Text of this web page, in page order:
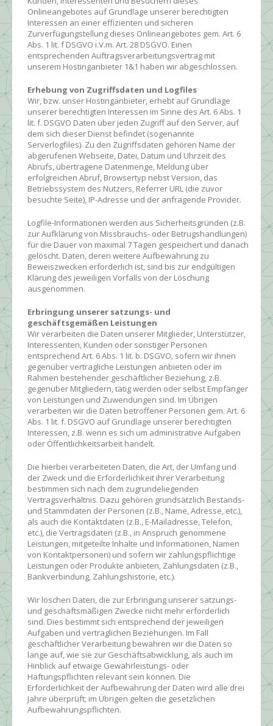
Onlineangebotes auf Grundlage unserer berechtigten
Interessen an einer effizienten und sicheren
Zurverfügungstellung dieses Onlineangebotes gem. Art. 6
Abs. 1 lit. f DSGVO i.V.m. Art. 28 DSGVO. Einen
entsprechenden Auftragsverarbeitungsvertrag mit
unserem Hostinganbieter 1&1 haben wir abgeschlossen.
Erhebung von Zugriffsdaten und Logfiles
Wir, bzw. unser Hostinganbieter, erhebt auf Grundlage
unserer berechtigten Interessen im Sinne des Art. 6 Abs. 1
lit. f. DSGVO Daten über jeden Zugriff auf den Server, auf
dem sich dieser Dienst befindet (sogenannte
Serverlogfiles). Zu den Zugriffsdaten gehören Name der
abgerufenen Webseite, Datei, Datum und Uhrzeit des
Abrufs, übertragene Datenmenge, Meldung über
erfolgreichen Abruf, Browsertyp nebst Version, das
Betriebssystem des Nutzers, Referrer URL (die zuvor
besuchte Seite), IP-Adresse und der anfragende Provider.
Logfile-Informationen werden aus Sicherheitsgründen (z.B.
zur Aufklärung von Missbrauchs- oder Betrugshandlungen)
für die Dauer von maximal 7 Tagen gespeichert und danach
gelöscht. Daten, deren weitere Aufbewahrung zu
Beweiszwecken erforderlich ist, sind bis zur endgültigen
Klärung des jeweiligen Vorfalls von der Löschung
ausgenommen.
Erbringung unserer satzungs- und
geschäftsgemäßen Leistungen
Wir verarbeiten die Daten unserer Mitglieder, Unterstützer,
Interessenten, Kunden oder sonstiger Personen
entsprechend Art. 6 Abs. 1 lit. b. DSGVO, sofern wir ihnen
gegenüber vertragliche Leistungen anbieten oder im
Rahmen bestehender geschäftlicher Beziehung, z.B.
gegenüber Mitgliedern, tätig werden oder selbst Empfänger
von Leistungen und Zuwendungen sind. Im Übrigen
verarbeiten wir die Daten betroffener Personen gem. Art. 6
Abs. 1 lit. f. DSGVO auf Grundlage unserer berechtigten
Interessen, z.B. wenn es sich um administrative Aufgaben
oder Öffentlichkeitsarbeit handelt.
Die hierbei verarbeiteten Daten, die Art, der Umfang und
der Zweck und die Erforderlichkeit ihrer Verarbeitung
bestimmen sich nach dem zugrundeliegenden
Vertragsverhältnis. Dazu gehören grundsätzlich Bestands-
und Stammdaten der Personen (z.B., Name, Adresse, etc.),
als auch die Kontaktdaten (z.B., E-Mailadresse, Telefon,
etc.), die Vertragsdaten (z.B., in Anspruch genommene
Leistungen, mitgeteilte Inhalte und Informationen, Namen
von Kontaktpersonen) und sofern wir zahlungspflichtige
Leistungen oder Produkte anbieten, Zahlungsdaten (z.B.,
Bankverbindung, Zahlungshistorie, etc.).
Wir löschen Daten, die zur Erbringung unserer satzungs-
und geschäftsmäßigen Zwecke nicht mehr erforderlich
sind. Dies bestimmt sich entsprechend der jeweiligen
Aufgaben und vertraglichen Beziehungen. Im Fall
geschäftlicher Verarbeitung bewahren wir die Daten so
lange auf, wie sie zur Geschäftsabwicklung, als auch im
Hinblick auf etwaige Gewährleistungs- oder
Haftungspflichten relevant sein können. Die
Erforderlichkeit der Aufbewahrung der Daten wird alle drei
Jahre überprüft; im Übrigen gelten die gesetzlichen
Aufbewahrungspflichten.